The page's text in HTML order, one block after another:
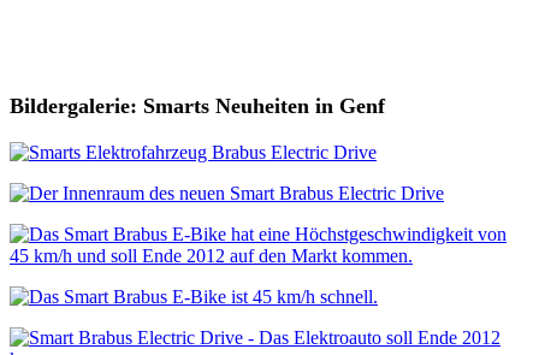
Bildergalerie: Smarts Neuheiten in Genf